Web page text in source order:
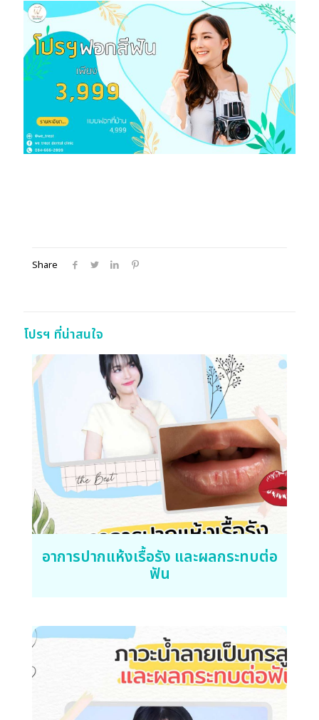
Share
โปรฯ ที่น่าสนใจ
อาการปากแห้งเรื้อรัง และผลกระทบต่อ
ฟัน